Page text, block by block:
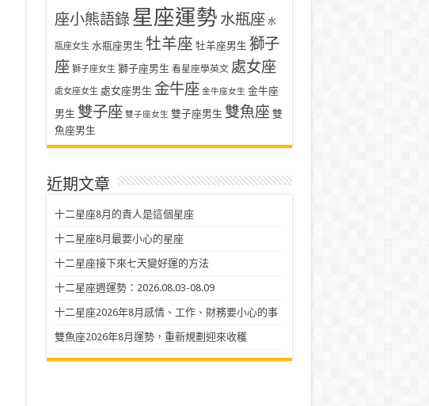
座小熊語錄星座運勢 水瓶座 水
瓶座女生 水瓶座男生 牡羊座 牡羊座男生 獅子
座 獅子座女生 獅子座男生 看星座學英文 處女座
處女座女生 處女座男生 金牛座 金牛座女生 金牛座
男生 雙子座 雙子座女生 雙子座男生 雙魚座 雙
魚座男生
近期文章
十二星座8月的貴人是這個星座
十二星座8月最要小心的星座
十二星座接下來七天變好運的方法
十二星座週運勢：2026.08.03-08.09
十二星座2026年8月感情、工作、財務要小心的事
雙魚座2026年8月運勢，重新規劃迎來收穫